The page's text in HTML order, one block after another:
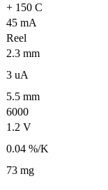
+ 150 C
45 mA
Reel
2.3 mm
3 uA
5.5 mm
6000
1.2 V
0.04 %/K
73 mg